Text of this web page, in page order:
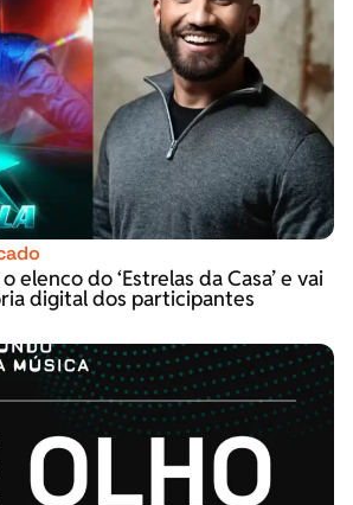
elenco do ‘Estrelas da Casa’ e vai
digital dos participantes